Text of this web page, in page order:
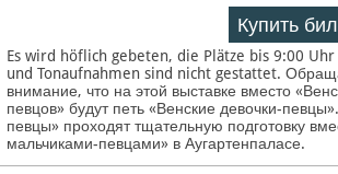
Купить
Es wird höflich gebeten, die Plätze bis 9:00
und Tonaufnahmen sind nicht gestattet.
внимание, что на этой выставке вместо
певцов» будут петь «Венские девочки-
певцы» проходят тщательную подготовку
мальчиками-певцами» в Аугартенпаласе.